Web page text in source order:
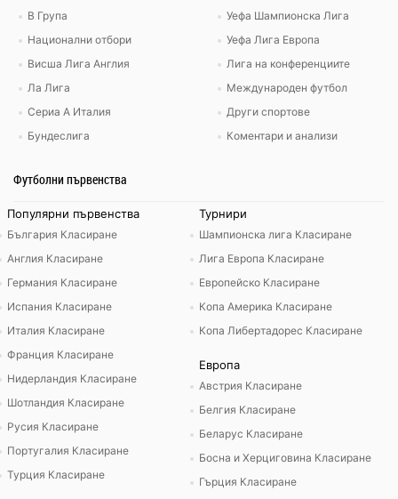
В Група
Национални отбори
Висша Лига Англия
Ла Лига
Сериа А Италия
Бундеслига
Уефа Шампионска Лига
Уефа Лига Европа
Лига на конференциите
Международен футбол
Други спортове
Коментари и анализи
Футболни първенства
Популярни първенства
България Класиране
Англия Класиране
Германия Класиране
Испания Класиране
Италия Класиране
Франция Класиране
Нидерландия Класиране
Шотландия Класиране
Русия Класиране
Португалия Класиране
Турция Класиране
Турнири
Шампионска лига Класиране
Лига Европа Класиране
Европейско Класиране
Копа Америка Класиране
Копа Либертадорес Класиране
Европа
Австрия Класиране
Белгия Класиране
Беларус Класиране
Босна и Херциговина Класиране
Гърция Класиране